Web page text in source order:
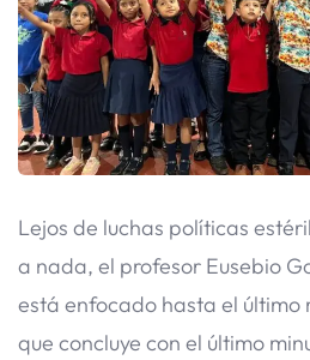
Lejos de luchas políticas
a nada, el profesor Eusebio
está enfocado hasta el último
que concluye con el último